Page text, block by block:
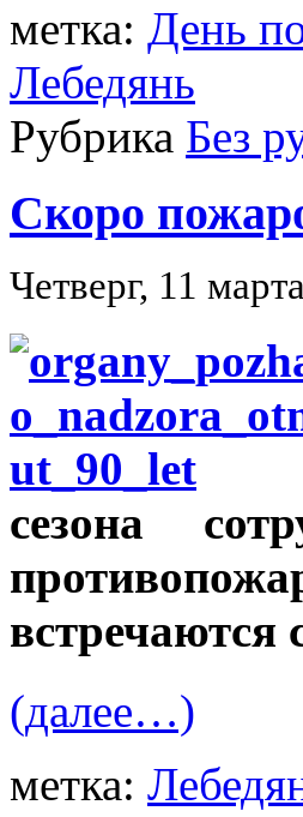
метка: День
Лебедянь
Рубрика Без
Скоро
Четверг, 11
сезона
встречаются
(далее…)
метка: